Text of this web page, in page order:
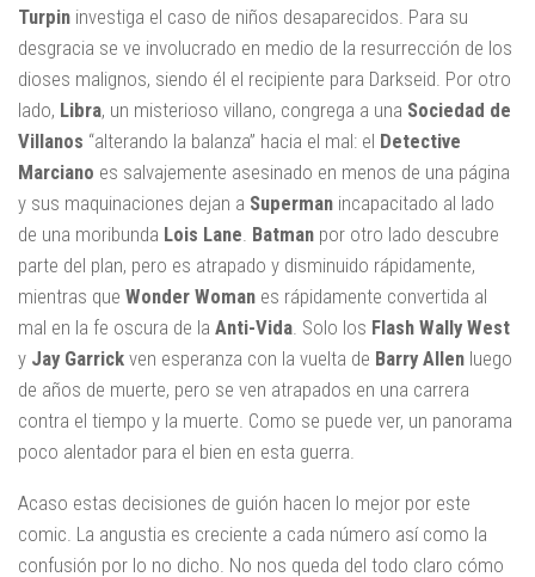
Turpin investiga el caso de niños desaparecidos. Para su
desgracia se ve involucrado en medio de la resurrección de los
dioses malignos, siendo él el recipiente para Darkseid. Por otro
lado, Libra, un misterioso villano, congrega a una Sociedad de
Villanos “alterando la balanza” hacia el mal: el Detective
Marciano es salvajemente asesinado en menos de una página
y sus maquinaciones dejan a Superman incapacitado al lado
de una moribunda Lois Lane. Batman por otro lado descubre
parte del plan, pero es atrapado y disminuido rápidamente,
mientras que Wonder Woman es rápidamente convertida al
mal en la fe oscura de la Anti-Vida. Solo los Flash Wally West
y Jay Garrick ven esperanza con la vuelta de Barry Allen luego
de años de muerte, pero se ven atrapados en una carrera
contra el tiempo y la muerte. Como se puede ver, un panorama
poco alentador para el bien en esta guerra.
Acaso estas decisiones de guión hacen lo mejor por este
comic. La angustia es creciente a cada número así como la
confusión por lo no dicho. No nos queda del todo claro cómo